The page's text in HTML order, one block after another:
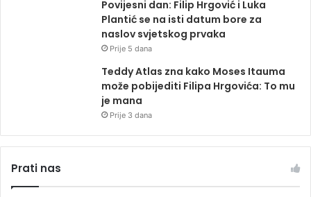
Povijesni dan: Filip Hrgović i Luka
Plantić se na isti datum bore za
naslov svjetskog prvaka
Prije 5 dana
Teddy Atlas zna kako Moses Itauma
može pobijediti Filipa Hrgovića: To mu
je mana
Prije 3 dana
Prati nas